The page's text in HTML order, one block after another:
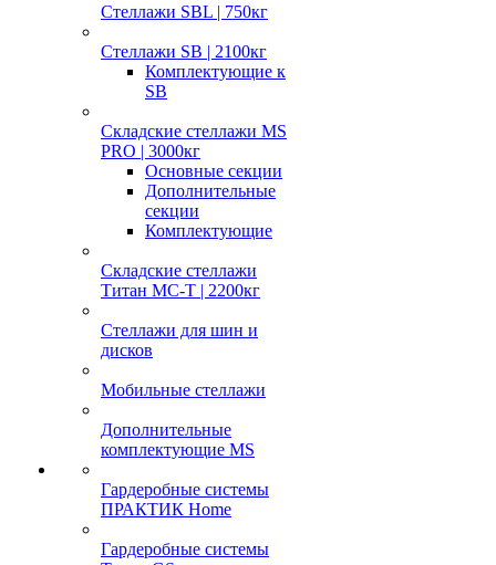
Стеллажи SBL | 750кг
Стеллажи SB | 2100кг
Комплектующие к
SB
Складские стеллажи MS
PRO | 3000кг
Основные секции
Дополнительные
секции
Комплектующие
Складские стеллажи
Титан МС-Т | 2200кг
Стеллажи для шин и
дисков
Мобильные стеллажи
Дополнительные
комплектующие MS
Гардеробные системы
ПРАКТИК Home
Гардеробные системы